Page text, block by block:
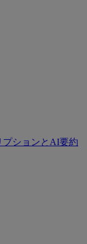
プションとAI要約